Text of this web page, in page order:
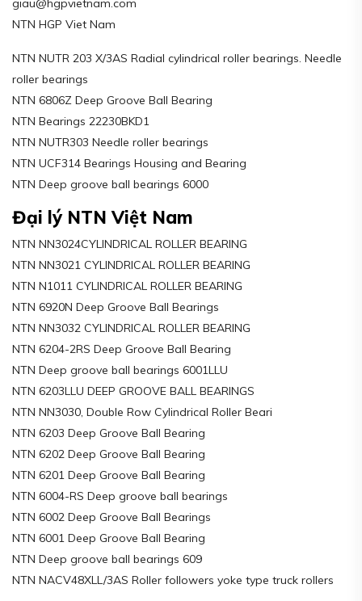
giau@hgpvietnam.com
NTN HGP Viet Nam
NTN NUTR 203 X/3AS Radial cylindrical roller bearings. Needle
roller bearings
NTN 6806Z Deep Groove Ball Bearing
NTN Bearings 22230BKD1
NTN NUTR303 Needle roller bearings
NTN UCF314 Bearings Housing and Bearing
NTN Deep groove ball bearings 6000
Đại lý NTN Việt Nam
NTN NN3024CYLINDRICAL ROLLER BEARING
NTN NN3021 CYLINDRICAL ROLLER BEARING
NTN N1011 CYLINDRICAL ROLLER BEARING
NTN 6920N Deep Groove Ball Bearings
NTN NN3032 CYLINDRICAL ROLLER BEARING
NTN 6204-2RS Deep Groove Ball Bearing
NTN Deep groove ball bearings 6001LLU
NTN 6203LLU DEEP GROOVE BALL BEARINGS
NTN NN3030, Double Row Cylindrical Roller Beari
NTN 6203 Deep Groove Ball Bearing
NTN 6202 Deep Groove Ball Bearing
NTN 6201 Deep Groove Ball Bearing
NTN 6004-RS Deep groove ball bearings
NTN 6002 Deep Groove Ball Bearings
NTN 6001 Deep Groove Ball Bearing
NTN Deep groove ball bearings 609
NTN NACV48XLL/3AS Roller followers yoke type truck rollers